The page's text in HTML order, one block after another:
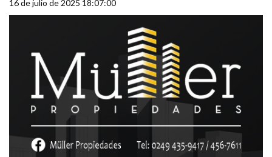
16 de julio de 2025 18:07:00